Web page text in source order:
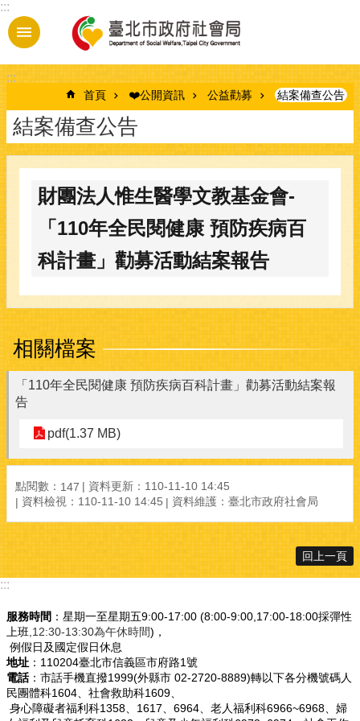
跳到主要內容區塊
:::
:::
首頁 ❤️公開資訊 公益勸募 結案備查公告
結案備查公告
財團法人惟生醫學文教基金會-
「110年全民閱健康 預防疾病百
科計畫」勸募活動結案報告
相關檔案
「110年全民閱健康 預防疾病百科計畫」勸募活動結案報
告
pdf(1.37 MB)
點閱數： 147
資料更新：110-11-10 14:45
資料檢視：110-11-10 14:45
資料維護：臺北市政府社會局
回上一頁
:::
服務時間 ：星期一至星期五9:00-17:00 (8:00-9:00,17:00-18:00採彈性
上班 ,12:30-13:30為午休時間)，
例假日及國定假日休息
地址 ：110204臺北市信義區市府路1號
電話：市話手機直撥1999(外縣市 02-2720-8889)轉以下各分機號碼人
民團體科1604、社會救助科1609、
身心障礙者福利科1358、1617、6964、老人福利科6966~6968、婦